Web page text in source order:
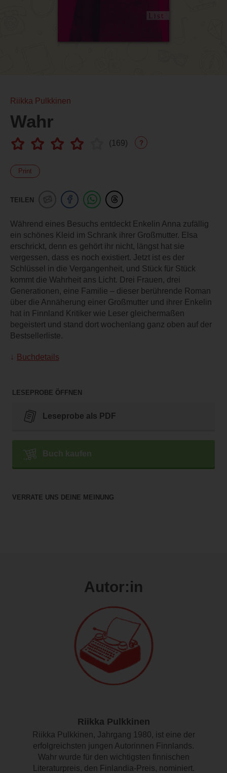
Riikka Pulkkinen
Wahr
(169) ?
Print
TEILEN
Während eines Besuchs entdeckt Enkelin Anna zufällig
ein schönes Kleid im Schrank ihrer Großmutter. Elsa
erschrickt, denn es gehört ihr nicht, längst hat sie
vergessen, dass es noch existiert. Jetzt ist es der
Schlüssel in die Vergangenheit, und Stück für Stück
kommt die Wahrheit ans Licht. Drei Frauen, drei
Generationen, eine Familie – dieser berührende Roman
über die Annäherung einer Großmutter und ihrer Enkelin
hat in Finnland Kritiker wie Leser gleichermaßen
begeistert und stand dort wochenlang ganz oben auf der
Bestsellerliste.
Buchdetails
LESEPROBE ÖFFNEN
Leseprobe als PDF
Buch kaufen
VERRATE UNS DEINE MEINUNG
Autor:in
Riikka Pulkkinen
Riikka Pulkkinen, Jahrgang 1980, ist eine der
erfolgreichsten jungen Autorinnen Finnlands.
Wahr wurde für den wichtigsten finnischen
Literaturpreis, den Finlandia-Preis, nominiert.